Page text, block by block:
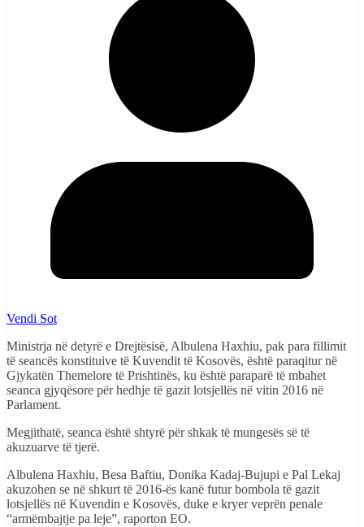
Vendi Sot
Ministrja në detyrë e Drejtësisë, Albulena Haxhiu, pak para fillimit
të seancës konstituive të Kuvendit të Kosovës, është paraqitur në
Gjykatën Themelore të Prishtinës, ku është paraparë të mbahet
seanca gjyqësore për hedhje të gazit lotsjellës në vitin 2016 në
Parlament.
Megjithatë, seanca është shtyrë për shkak të mungesës së të
akuzuarve të tjerë.
Albulena Haxhiu, Besa Baftiu, Donika Kadaj-Bujupi e Pal Lekaj
akuzohen se në shkurt të 2016-ës kanë futur bombola të gazit
lotsjellës në Kuvendin e Kosovës, duke e kryer veprën penale
“armëmbajtje pa leje”, raporton EO.